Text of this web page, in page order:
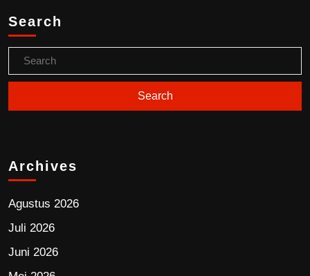
Search
Archives
Agustus 2026
Juli 2026
Juni 2026